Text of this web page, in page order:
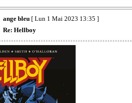
ange bleu[ Lun 1 Mai 2023 13:35 ]
Re: Hellboy